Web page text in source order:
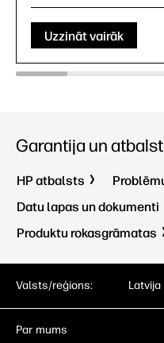
Uzzināt vairāk
Garantija un
HP atbalsts
Datu lapas un dokumenti
Produktu rokasgrāmatas
Valsts/reģions: Latvija
Par mums